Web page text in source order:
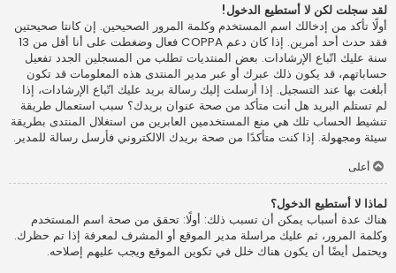
لقد سجلت لكن لا أستطيع الدخول!
أولًا تأكد من إدخالك اسم المستخدم وكلمة المرور الصحيحين. إن كانتا صحيحتين
فقد حدث أحد أمرين. إذا كان دعم COPPA فعال وضغطت على أنا أقل من 13
سنة عليك اتّباع الإرشادات. بعض المنتديات تطلب من المسجلين الجدد تفعيل
حساباتهم، قد يكون ذلك عبرك أو عبر مدير المنتدى هذه المعلومات قد تكون
أبلغت بها عند التسجيل. إذا أرسلت إليك رسالة بريد عليك اتّباع الإرشادات، إذا
لم تستلم البريد هل أنت متأكد من صحة عنوان بريدك؟ سبب استعمال طريقة
تنشيط الحساب تلك هي منع المستخدمين العابرين من استغلال المنتدى بطريقة
سيئة ومجهولة. إذا كنت متأكدًا من صحة بريدك الالكتروني فأرسل رسالة للمدير.
أعلى
لماذا لا أستطيع الدخول؟
هناك عدة أسباب يمكن أن تسبب ذلك: أولًا: تحقق من صحة اسم المستخدم
وكلمة المرور، ثم عليك مراسلة مدير الموقع أو المشرف لمعرفة إذا تم حظرك.
ويحتمل أيضًا أن يكون هناك خلل في تكوين الموقع ويجب عليهم إصلاحه.